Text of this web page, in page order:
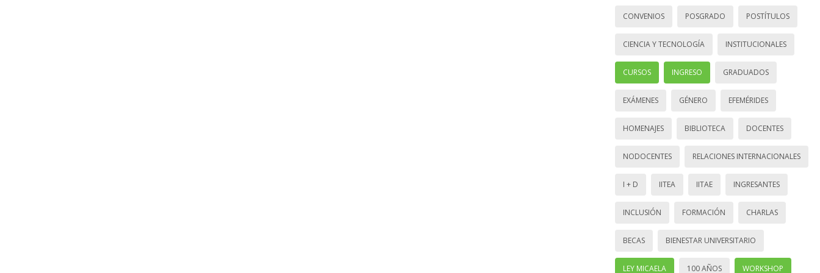
CONVENIOS POSGRADO POSTÍTULOS
CIENCIA Y TECNOLOGÍA INSTITUCIONALES
CURSOS INGRESO GRADUADOS
EXÁMENES GÉNERO EFEMÉRIDES
HOMENAJES BIBLIOTECA DOCENTES
NODOCENTES RELACIONES INTERNACIONALES
I + D IITEA IITAE INGRESANTES
INCLUSIÓN FORMACIÓN CHARLAS
BECAS BIENESTAR UNIVERSITARIO
LEY MICAELA 100 AÑOS WORKSHOP